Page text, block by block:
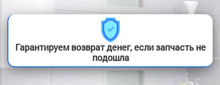
Гарантируем возврат денег, если запчасть не
подошла